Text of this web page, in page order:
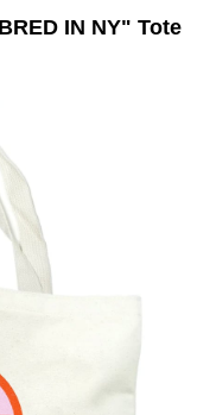
IN NY" Tote